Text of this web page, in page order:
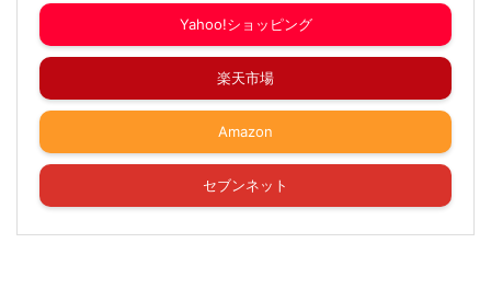
Yahoo!ショッピング
楽天市場
Amazon
セブンネット